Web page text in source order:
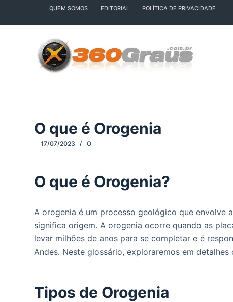
u
QUEM SOMOS EDITORIAL POLÍTICA DE PRIVACIDADE
O que é Orogenia
17/07/2023 O
O que é Orogenia?
A orogenia é um processo geológico que envolve
significa origem. A orogenia ocorre quando as
levar milhões de anos para se completar e é
Andes. Neste glossário, exploraremos em
Tipos de Orogenia